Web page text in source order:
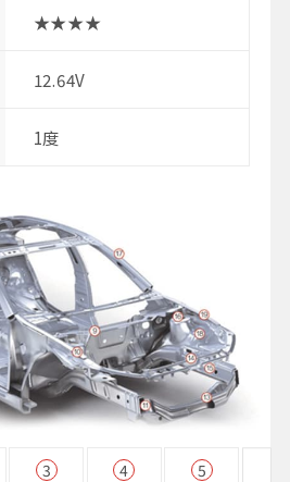
★★★★
12.64V
1度
3
4
5